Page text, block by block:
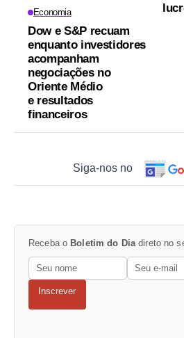
Economia
Dow e S&P recuam
enquanto investidores
acompanham
negociações no
Oriente Médio
e resultados
financeiros
Siga-nos no
Receba o Boletim do Dia direto no
Inscrever